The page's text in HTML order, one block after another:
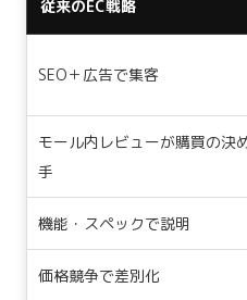
従来のEC戦略
SEO＋広告で集客
モール内レビューが購買の決
手
機能・スペックで説明
価格競争で差別化